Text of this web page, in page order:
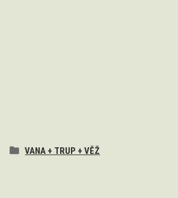
VANA + TRUP + VĚŽ